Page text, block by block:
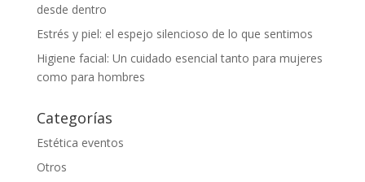
desde dentro
Estrés y piel: el espejo silencioso de lo que sentimos
Higiene facial: Un cuidado esencial tanto para mujeres
como para hombres
Categorías
Estética eventos
Otros